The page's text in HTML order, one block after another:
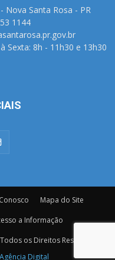
Nova Santa Rosa - PR
1144
Sexta: 8h - 11h30 e 13h30
Mapa do Site
a Informação
os Direitos Reservados.
Digital